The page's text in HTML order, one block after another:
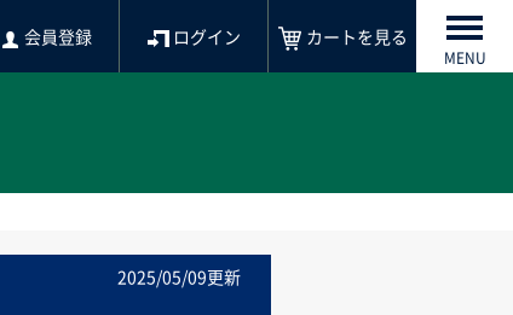
会員登録 ログイン カートを見る
MENU
2025/05/09更新